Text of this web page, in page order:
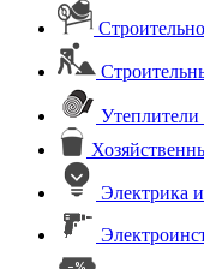
Утеплители
Электрика